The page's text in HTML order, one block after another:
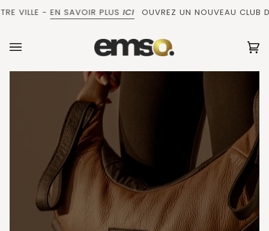
au
VILLE -EN SAVOIR PLUSICI OUVREZ UN NOUVEAU CLUB